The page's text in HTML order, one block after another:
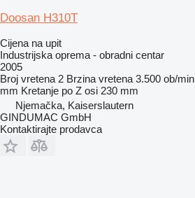
Doosan H310T
Cijena na upit
Industrijska oprema - obradni centar
2005
Broj vretena 2 Brzina vretena 3.500 ob/min
mm Kretanje po Z osi 230 mm
Njemačka, Kaiserslautern
GINDUMAC GmbH
Kontaktirajte prodavca